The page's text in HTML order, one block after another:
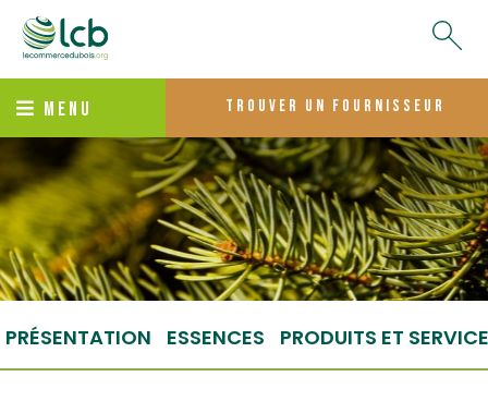
MENU trouver un fournisseur
PRÉSENTATION ESSENCES PRODUITS ET